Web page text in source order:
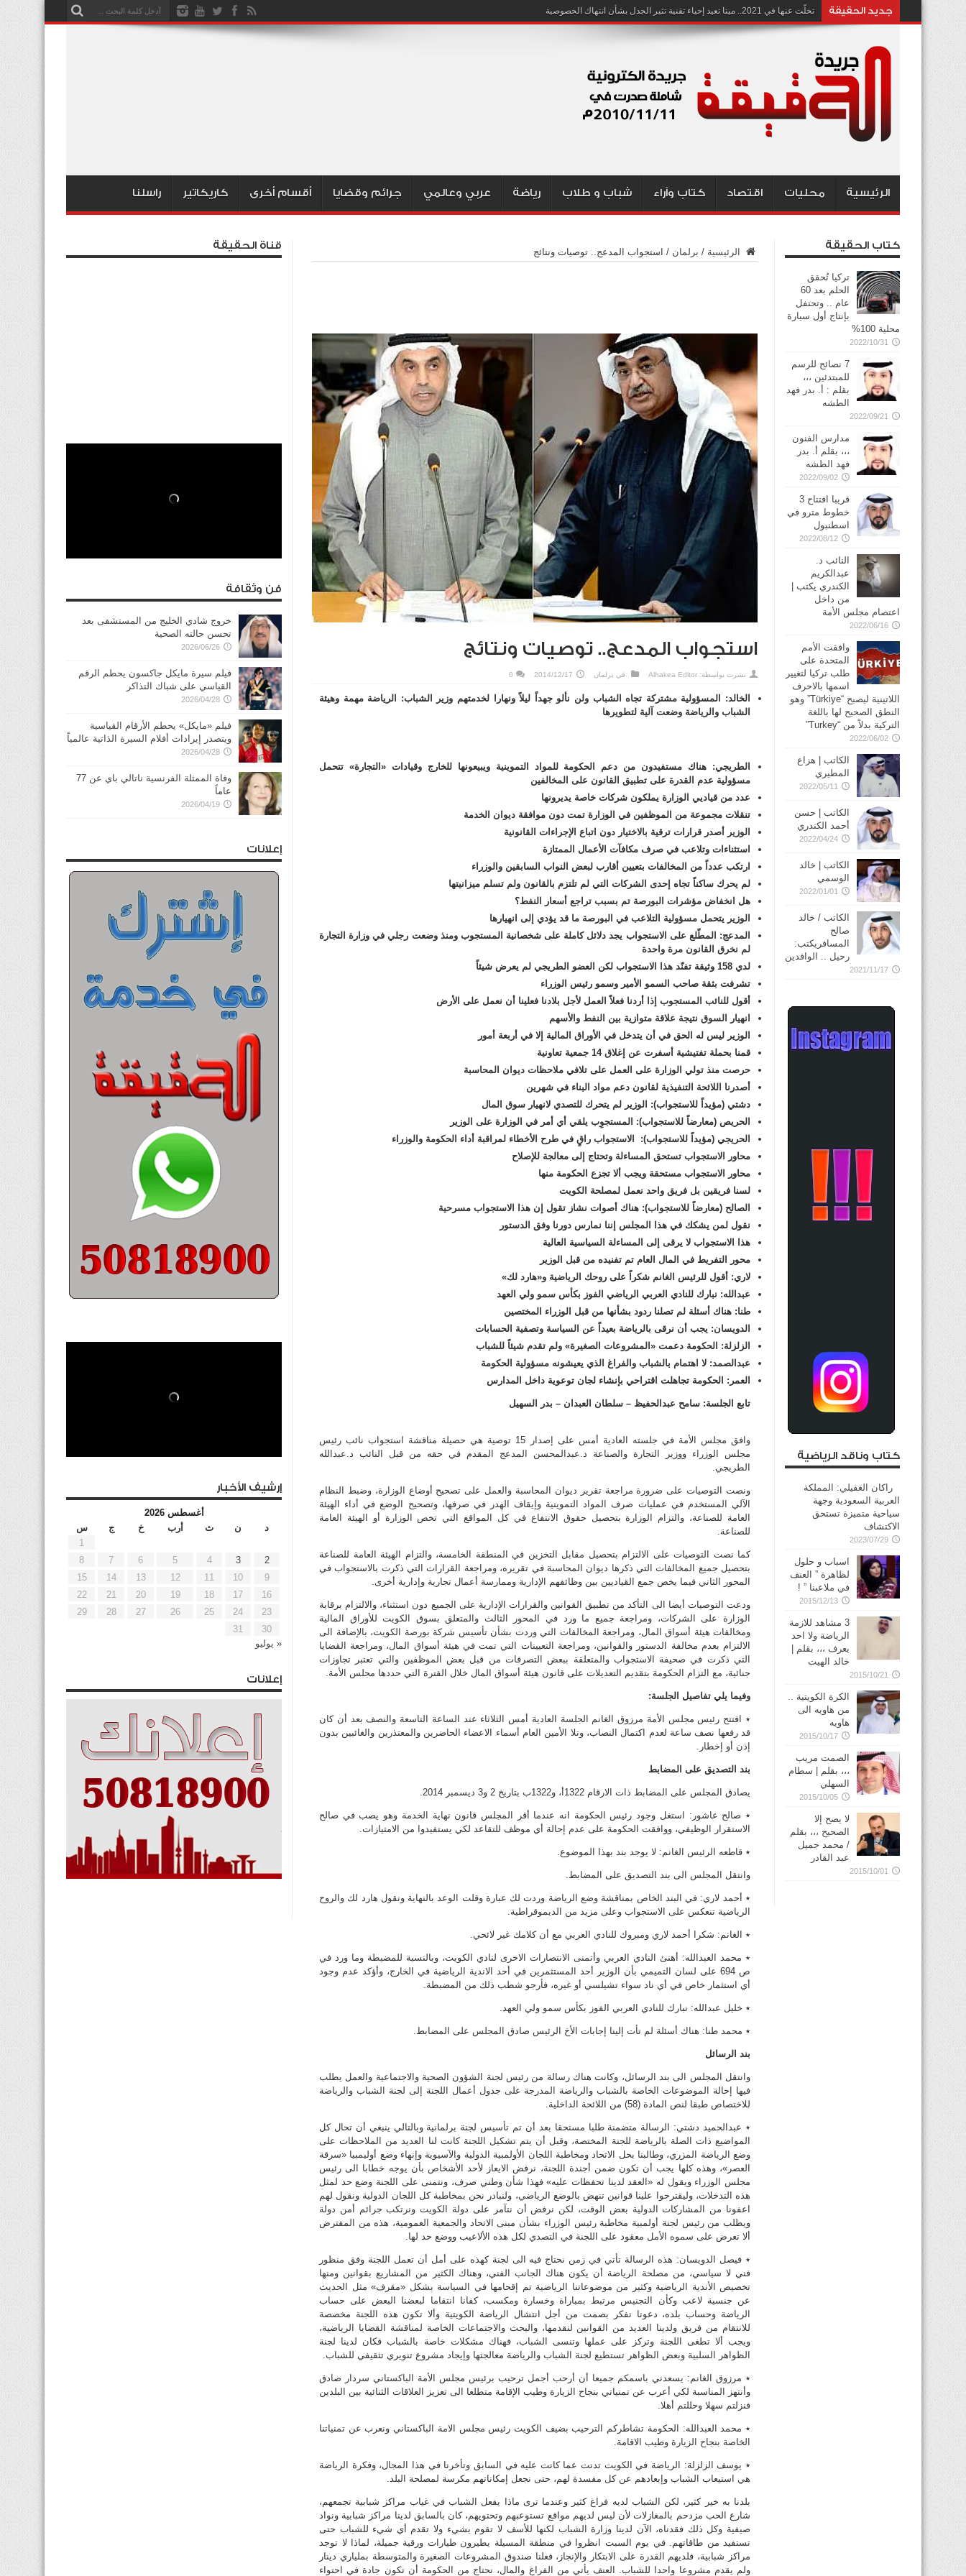
جديد الحقيقة تخلّت عنها في 2021.. ميتا تعيد إحياء تقنية تثير الجدل بشأن انتهاك الخصوصية
الرئيسية محليات اقتصاد كتاب وآراء شباب و طلاب رياضة عربي وعالمي جرائم وقضايا أقسام أخرى كاريكاتير راسلنا
الرئيسية / برلمان / استجواب المدعج.. توصيات ونتائج
استجواب المدعج.. توصيات ونتائج
نشرت بواسطة: Alhakea Editor في برلمان 2014/12/17
0
الخالد: المسؤولية مشتركة تجاه الشباب ولن نألو جهداً ليلاً ونهارا لخدمتهم وزير الشباب: الرياضة مهمة وهيئة
الشباب والرياضة وضعت آلية لتطويرها
الطريجي: هناك مستفيدون من دعم الحكومة للمواد التموينية ويبيعونها للخارج وقيادات «التجارة» تتحمل
مسؤولية عدم القدرة على تطبيق القانون على المخالفين
عدد من قياديي الوزارة يملكون شركات خاصة يديرونها
تنقلات مجموعة من الموظفين في الوزارة تمت دون موافقة ديوان الخدمة
الوزير أصدر قرارات ترقية بالاختيار دون اتباع الإجراءات القانونية
استثناءات وتلاعب في صرف مكافآت الأعمال الممتازة
ارتكب عدداً من المخالفات بتعيين أقارب لبعض النواب السابقين والوزراء
لم يحرك ساكناً تجاه إحدى الشركات التي لم تلتزم بالقانون ولم تسلم ميزانيتها
هل انخفاض مؤشرات البورصة تم بسبب تراجع أسعار النفط؟
الوزير يتحمل مسؤولية التلاعب في البورصة ما قد يؤدي إلى انهيارها
المدعج: المطّلع على الاستجواب يجد دلائل كاملة على شخصانية المستجوب ومنذ وضعت رجلي في وزارة التجارة
لم نخرق القانون مرة واحدة
لدي 158 وثيقة تفنّد هذا الاستجواب لكن العضو الطريجي لم يعرض شيئاً
تشرفت بثقة صاحب السمو الأمير وسمو رئيس الوزراء
أقول للنائب المستجوب إذا أردنا فعلاً العمل لأجل بلادنا فعلينا أن نعمل على الأرض
انهيار السوق نتيجة علاقة متوازية بين النفط والأسهم
الوزير ليس له الحق في أن يتدخل في الأوراق المالية إلا في أربعة أمور
قمنا بحملة تفتيشية أسفرت عن إغلاق14 جمعية تعاونية
حرصت منذ تولي الوزارة على العمل على تلافي ملاحظات ديوان المحاسبة
أصدرنا اللائحة التنفيذية لقانون دعم مواد البناء في شهرين
دشتي (مؤيداً للاستجواب): الوزير لم يتحرك للتصدي لانهيار سوق المال
الحريص (معارضاً للاستجواب): المستجوِب يلقي أي أمر في الوزارة على الوزير
الحريجي (مؤيداً للاستجواب):
الاستجواب راقٍ في طرح الأخطاء لمراقبة أداء الحكومة والوزراء
محاور الاستجواب تستحق المساءلة وتحتاج إلى معالجة للإصلاح
محاور الاستجواب مستحقة ويجب ألا تجزع الحكومة منها
لسنا فريقين بل فريق واحد نعمل لمصلحة الكويت
الصالح (معارضاً للاستجواب): هناك أصوات نشاز تقول إن هذا الاستجواب مسرحية
نقول لمن يشكك في هذا المجلس
إننا نمارس دورنا وفق الدستور
هذا الاستجواب لا يرقى إلى المساءلة السياسية العالية
محور التفريط في المال العام تم تفنيده من قبل الوزير
لاري: أقول للرئيس الغانم شكراً على روحك الرياضية و«هارد لك»
عبدالله: نبارك للنادي العربي الرياضي الفوز بكأس سمو ولي العهد
طنا: هناك أسئلة لم تصلنا ردود بشأنها من قبل الوزراء المختصين
الدويسان: يجب أن نرقى بالرياضة بعيداً عن السياسة وتصفية الحسابات
الزلزلة: الحكومة دعمت «المشروعات الصغيرة» ولم تقدم شيئاً للشباب
عبدالصمد: لا اهتمام بالشباب والفراغ الذي يعيشونه مسؤولية الحكومة
العمر: الحكومة تجاهلت اقتراحي بإنشاء لجان توعوية داخل المدارس
تابع الجلسة: سامح عبدالحفيظ – سلطان العبدان – بدر السهيل
وافق مجلس الأمة في جلسته العادية أمس على إصدار 15 توصية هي حصيلة مناقشة استجواب نائب رئيس
مجلس الوزراء ووزير التجارة والصناعة د.عبدالمحسن المدعج المقدم في حقه من قبل النائب د.عبدالله
الطريجي.
ونصت التوصيات على ضرورة مراجعة تقرير ديوان المحاسبة والعمل على تصحيح أوضاع الوزارة، وضبط النظام
الآلي المستخدم في عمليات صرف المواد التموينية وإيقاف الهدر في صرفها، وتصحيح الوضع في أداء الهيئة
العامة للصناعة، والتزام الوزارة بتحصيل حقوق الانتفاع في كل المواقع التي تخص الوزارة أو الهيئة العامة
للصناعة.
كما نصت التوصيات على الالتزام بتحصيل مقابل التخزين في المنطقة الخامسة، والتزام الهيئة العامة للصناعة
بتحصيل جميع المخالفات التي ذكرها ديوان المحاسبة في تقريره، ومراجعة القرارات التي ذكرت بالاستجواب في
المحور الثاني فيما يخص جمع القياديين بين وظائفهم الإدارية وممارسة أعمال تجارية وإدارية أخرى.
ودعت التوصيات أيضا الى التأكد من تطبيق القوانين والقرارات الإدارية على الجميع دون استثناء، والالتزام برقابة
الوزارة على الشركات، ومراجعة جميع ما ورد في المحور الثالث والمتعلق بسوق الكويت للأوراق المالية
ومخالفات هيئة أسواق المال، ومراجعة المخالفات التي وردت بشأن تأسيس شركة بورصة الكويت، بالإضافة الى
الالتزام بعدم مخالفة الدستور والقوانين، ومراجعة التعيينات التي تمت في هيئة أسواق المال، ومراجعة القضايا
التي ذكرت في صحيفة الاستجواب والمتعلقة ببعض التصرفات من قبل بعض الموظفين والتي تعتبر تجاوزات
جنائية، مع التزام الحكومة بتقديم التعديلات على قانون هيئة أسواق المال خلال الفترة التي حددها مجلس الأمة.
وفيما يلي تفاصيل الجلسة:
٭ افتتح رئيس مجلس الأمة مرزوق الغانم الجلسة العادية أمس الثلاثاء عند الساعة التاسعة والنصف بعد أن كان
قد رفعها نصف ساعة لعدم اكتمال النصاب، وتلا الأمين العام أسماء الاعضاء الحاضرين والمعتذرين والغائبين بدون
إذن أو إخطار.
بند التصديق على المضابط
يصادق المجلس على المضابط ذات الارقام 1322أ، و1322ب بتاريخ 2 و3 ديسمبر 2014.
٭ صالح عاشور: استغل وجود رئيس الحكومة انه عندما أقر المجلس قانون نهاية الخدمة وهو يصب في صالح
الاستقرار الوظيفي، ووافقت الحكومة على عدم إحالة أي موظف للتقاعد لكي يستفيدوا من الامتيازات.
٭ قاطعه الرئيس الغانم: لا يوجد بند بهذا الموضوع.
وانتقل المجلس الى بند التصديق على المضابط.
٭ أحمد لاري: في البند الخاص بمناقشة وضع الرياضة وردت لك عبارة وقلت الوعد بالنهاية ونقول هارد لك والروح
الرياضية تنعكس على الاستجواب وعلى مزيد من الديموقراطية.
٭ الغانم: شكرا أحمد لاري ومبروك للنادي العربي مع أن كلامك غير لائحي.
٭ محمد العبدالله: أهنئ النادي العربي وأتمنى الانتصارات الاخرى لنادي الكويت، وبالنسبة للمضبطة وما ورد في
ص 694 على لسان التميمي بأن الوزير أحد المستثمرين في أحد الاندية الرياضية في الخارج، وأؤكد عدم وجود
أي استثمار خاص في أي ناد سواء تشيلسي أو غيره، فأرجو شطب ذلك من المضبطة.
٭ خليل عبدالله: نبارك للنادي العربي الفوز بكأس سمو ولي العهد.
٭ محمد طنا: هناك أسئلة لم تأت إلينا إجابات الأخ الرئيس صادق المجلس على المضابط.
بند الرسائل
وانتقل المجلس الى بند الرسائل، وكانت هناك رسالة من رئيس لجنة الشؤون الصحية والاجتماعية والعمل يطلب
فيها إحالة الموضوعات الخاصة بالشباب والرياضة المدرجة على جدول أعمال اللجنة إلى لجنة الشباب والرياضة
للاختصاص طبقا لنص المادة (58) من اللائحة الداخلية.
٭ عبدالحميد دشتي: الرسالة متضمنة طلبا مستحقا بعد أن تم تأسيس لجنة برلمانية وبالتالي ينبغي أن تحال كل
المواضيع ذات الصلة بالرياضة للجنة المختصة، وقبل أن يتم تشكيل اللجنة كانت لنا العديد من الملاحظات على
وضع الرياضة المزري، وطالبنا بحل الاتحاد ومخاطبة اللجان الأولمبية الدولية والآسيوية وإنهاء وضع أوليمبيا «سرقة
العصر»، وهذه كلها يجب أن تكون ضمن أجندة اللجنة، نرفض الايعاز لأحد الأشخاص بأن يوجه خطابا الى رئيس
مجلس الوزراء ويقول له «العقد لدينا تحفظات عليه» فهذا شأن وطني صرف، ونتمنى على اللجنة وضع حد لمثل
هذه التدخلات، وليقترحوا علينا قوانين تنهض بالوضع الرياضي، ولنبادر نحن بمخاطبة كل اللجان الدولية ونقول لهم
اعفونا من المشاركات الدولية بعض الوقت، لكن نرفض أن نتآمر على دولة الكويت ونرتكب جرائم أمن دولة
ويطلب من رئيس لجنة أولمبية مخاطبة رئيس الوزراء بشأن مبنى الاتحاد والجمعية العمومية، هذه من المفترض
ألا تعرض على سموه الأمل معقود على اللجنة في التصدي لكل هذه الألاعيب ووضع حد لها.
٭ فيصل الدويسان: هذه الرسالة تأتي في زمن نحتاج فيه الى لجنة كهذه على أمل أن تعمل اللجنة وفق منظور
فني لا سياسي، من مصلحة الرياضة أن يكون هناك الجانب الفني، وهناك الكثير من المشاريع بقوانين ومنها
تخصيص الأندية الرياضية وكثير من موضوعاتنا الرياضية تم إقحامها في السياسة بشكل «مقرف» مثل الحديث
عن جنسية لاعب وكأن التجنيس مرتبط بمباراة وخسارة ومكسب، كفانا انتقاما لبعضنا البعض على حساب
الرياضة وحساب بلده، دعونا نفكر بصمت من أجل انتشال الرياضة الكويتية وألا تكون هذه اللجنة مخصصة
للانتقام من فريق ولدينا العديد من القوانين لنقدمها، والبحث والاجتماعات الخاصة لمناقشة القضايا الرياضية،
ويجب ألا تطغى اللجنة وتركز على عملها وتنسى الشباب، فهناك مشكلات خاصة بالشباب فكان لدينا لجنة
الظواهر السلبية وبعض الظواهر تستطيع لجنة الشباب والرياضة معالجتها وإيجاد مشروع تنويري تثقيفي للشباب.
٭ مرزوق الغانم: يسعدني باسمكم جميعا أن أرحب أجمل ترحيب برئيس مجلس الأمة الباكستاني سردار صادق
وأنتهز المناسبة لكي أعرب عن تمنياتي بنجاح الزيارة وطيب الإقامة متطلعا الى تعزيز العلاقات الثنائية بين البلدين
فنزلتم سهلا وحللتم أهلا.
٭ محمد العبدالله: الحكومة تشاطركم الترحيب بضيف الكويت رئيس مجلس الامة الباكستاني ونعرب عن تمنياتنا
الخاصة بنجاح الزيارة وطيب الاقامة.
٭ يوسف الزلزلة: الرياضة في الكويت تدنت عما كانت عليه في السابق وتأخرنا في هذا المجال، وفكرة الرياضة
هي استيعاب الشباب وإبعادهم عن كل مفسدة لهم، حتى نجعل إمكاناتهم مكرسة لمصلحة البلد.
بلدنا به خير كثير، لكن الشباب لديه فراغ كثير وعندما ترى ماذا يفعل الشباب في غياب مراكز شبابية تجمعهم،
شارع الحب مزدحم بالمغازلات لأن ليس لديهم مواقع تستوعبهم وتحتويهم، كان بالسابق لدينا مراكز شبابية ونواد
صيفية وكل ذلك فقدناه، الآن لدينا وزارة الشباب لكنها للأسف لا تقوم بشيء ولا تقدم أي شيء للشباب حتى
تستفيد من طاقاتهم. في يوم السبت انظروا في منطقة المسيلة يطيرون طيارات ورقية جميلة، لماذا لا توجد
مراكز شبابية، فلديهم القدرة على الابتكار والإنجاز، فعلنا صندوق المشروعات الصغيرة والمتوسطة بملياري دينار
ولم يقدم مشروعا واحدا للشباب. العنف يأتي من الفراغ والمال، نحتاج من الحكومة أن تكون جادة في احتواء
كتاب الحقيقة
تركيا تُحقق
الحلم بعد 60
عام .. وتحتفل
بإنتاج أول سيارة
محلية 100%
2022/10/31
7 نصائح للرسم
للمبتدئين ،،،
بقلم : أ. بدر فهد
الطشه
2022/09/21
مدارس الفنون
،،، بقلم أ. بدر
فهد الطشه
2022/09/02
قريبا افتتاح 3
خطوط مترو في
2022/08/12
النائب د.
عبدالكريم
الكندري يكتب |
من داخل
اعتصام مجلس الأمة
2022/06/16
وافقت الأمم
المتحدة على
طلب تركيا لتغيير
اسمها بالاحرف
اللاتينية ليصبح “Türkiye” وهو
النطق الصحيح لها باللغة
التركية بدلاً من “Turkey”
2022/06/02
الكاتب | هزاع
المطيري
2022/05/11
الكاتب | حسن
أحمد الكندري
2022/04/24
الكاتب | خالد
الوسمي
2022/01/01
الكاتب / خالد
صالح
المسافريكتب:
رحيل .. الوافدين
2021/11/17
كتاب وناقد الرياضية
راكان الغفيلي: المملكة
العربية السعودية وجهة
سياحية متميزة تستحق
الاكتشاف
2023/07/29
اسباب و حلول
لظاهرة ” العنف
في ملاعبنا ” !
2015/12/13
3 مشاهد للازمة
الرياضة ولا احد
يعرف ،،، بقلم |
خالد الهيت
2015/10/21
الكرة الكويتية ..
من هاويه الى
هاويه
2015/10/17
الصمت مريب
،،، بقلم | سطام
السهلي
2015/10/05
لا يصح إلا
الصحيح ،،، بقلم
/ محمد جميل
عبد القادر
2015/10/01
قناة الحقيقة
فن وثقافة
خروج شادي الخليج من المستشفى بعد
تحسن حالته الصحية
2026/06/26
فيلم سيرة مايكل جاكسون يحطم الرقم
القياسي على شباك التذاكر
2026/04/28
فيلم «مايكل» يحطم الأرقام القياسية
ويتصدر إيرادات أفلام السيرة الذاتية عالمياً
2026/04/28
وفاة الممثلة الفرنسية ناتالي باي عن 77
عاماً
2026/04/19
إعلانات
إرشيف الأخبار
أغسطس 2026
د
ن ث أرب خ ج
س
1
2
3
4
5
6
7
8
9
10
11
12
13
14
15
16
17
18
19
20
21
22
23
24
25
26
27
28
29
30
31
« يوليو
إعلانات